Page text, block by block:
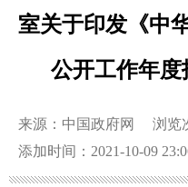
室关于印发《中
公开工作年
来源：中国政府网 浏览
添加时间：2021-10-09